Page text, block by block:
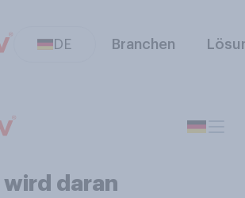
DE Branchen
wird daran